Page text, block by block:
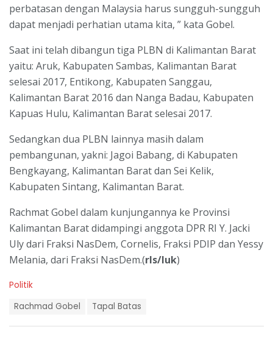
perbatasan dengan Malaysia harus sungguh-sungguh
dapat menjadi perhatian utama kita, ” kata Gobel.
Saat ini telah dibangun tiga PLBN di Kalimantan Barat
yaitu: Aruk, Kabupaten Sambas, Kalimantan Barat
selesai 2017, Entikong, Kabupaten Sanggau,
Kalimantan Barat 2016 dan Nanga Badau, Kabupaten
Kapuas Hulu, Kalimantan Barat selesai 2017.
Sedangkan dua PLBN lainnya masih dalam
pembangunan, yakni: Jagoi Babang, di Kabupaten
Bengkayang, Kalimantan Barat dan Sei Kelik,
Kabupaten Sintang, Kalimantan Barat.
Rachmat Gobel dalam kunjungannya ke Provinsi
Kalimantan Barat didampingi anggota DPR RI Y. Jacki
Uly dari Fraksi NasDem, Cornelis, Fraksi PDIP dan Yessy
Melania, dari Fraksi NasDem.(rls/luk)
C
Politik
Rachmad Gobel Tapal Batas